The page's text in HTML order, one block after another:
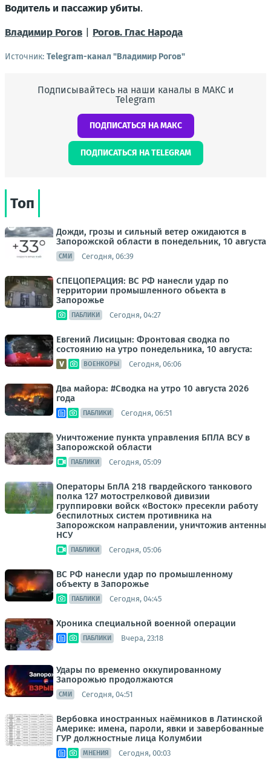
Водитель и пассажир убиты.
Владимир Рогов
Рогов. Глас Народа
Источник: Telegram-канал "Владимир Рогов"
Подписывайтесь на наши каналы в МАКС и
Telegram
ПОДПИСАТЬСЯ НА МАКС
ПОДПИСАТЬСЯ НА TELEGRAM
Топ
Дожди, грозы и сильный ветер ожидаются в
Запорожской области в понедельник, 10 августа
СМИ Сегодня, 06:39
СПЕЦОПЕРАЦИЯ: ВС РФ нанесли удар по
территории промышленного обьекта в
Запорожье
ПАБЛИКИ Сегодня, 04:27
Евгений Лисицын: Фронтовая сводка по
состоянию на утро понедельника, 10 августа:
ВОЕНКОРЫ Сегодня, 06:06
Два майора: #Сводка на утро 10 августа 2026
года
ПАБЛИКИ Сегодня, 06:51
Уничтожение пункта управления БПЛА ВСУ в
Запорожской области
ПАБЛИКИ Сегодня, 05:09
Операторы БпЛА 218 гвардейского танкового
полка 127 мотострелковой дивизии
группировки войск «Восток» пресекли работу
беспилотных систем противника на
Запорожском направлении, уничтожив антенны
НСУ
ПАБЛИКИ Сегодня, 05:06
ВС РФ нанесли удар по промышленному
объекту в Запорожье
ПАБЛИКИ Сегодня, 04:45
Хроника специальной военной операции
ПАБЛИКИ Вчера, 23:18
Удары по временно оккупированному
Запорожью продолжаются
СМИ Сегодня, 04:51
Вербовка иностранных наёмников в Латинской
Америке: имена, пароли, явки и завербованные
ГУР должностные лица Колумбии
МНЕНИЯ Сегодня, 00:03